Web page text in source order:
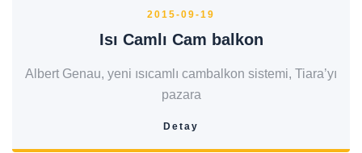
2015-09-19
Isı Camlı Cam balkon
Albert Genau, yeni ısıcamlı cambalkon sistemi, Tiara’yı
pazara
Detay